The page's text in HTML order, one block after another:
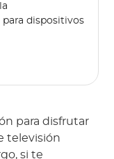
dispositivos
para disfrutar
televisión
si te